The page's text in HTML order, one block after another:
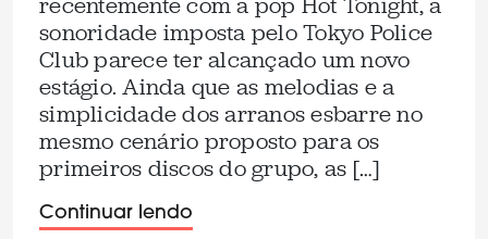
sonoridade imposta pelo Tokyo Police
Club parece ter alcançado um novo
estágio. Ainda que as melodias e a
simplicidade dos arranos esbarre no
mesmo cenário proposto para os
primeiros discos do grupo, as […]
Continuar lendo